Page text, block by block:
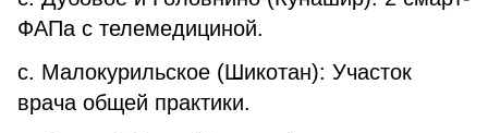
ФАПа с телемедициной.
с. Малокурильское (Шикотан): Участок
врача общей практики.